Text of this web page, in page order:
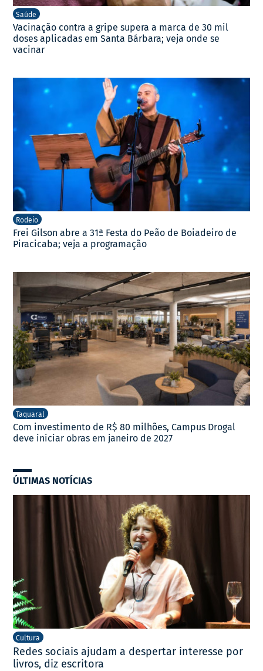
Saúde
Vacinação contra a gripe supera a marca de 30 mil
doses aplicadas em Santa Bárbara; veja onde se
vacinar
Rodeio
Frei Gilson abre a 31ª Festa do Peão de Boiadeiro de
Piracicaba; veja a programação
Taquaral
Com investimento de R$ 80 milhões, Campus Drogal
deve iniciar obras em janeiro de 2027
ÚLTIMAS NOTÍCIAS
Cultura
Redes sociais ajudam a despertar interesse por
livros, diz escritora